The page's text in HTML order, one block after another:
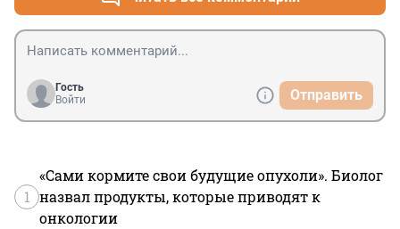
Гость
Войти
Отправить
1
«Сами кормите свои будущие опухоли». Биолог
назвал продукты, которые приводят к
онкологии